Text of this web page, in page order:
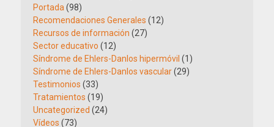
Portada (98)
Recomendaciones Generales (12)
Recursos de información (27)
Sector educativo (12)
Síndrome de Ehlers-Danlos hipermóvil (1)
Síndrome de Ehlers-Danlos vascular(29)
Testimonios (33)
Tratamientos (19)
Uncategorized (24)
Vídeos (73)